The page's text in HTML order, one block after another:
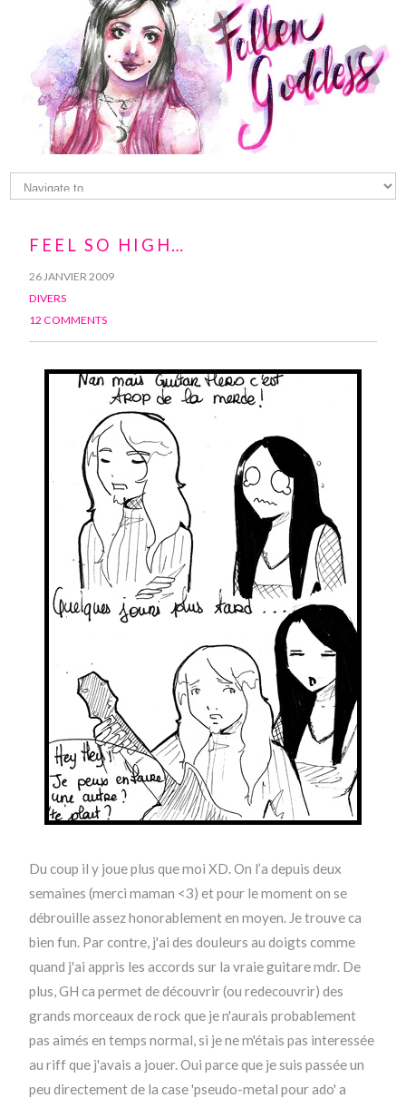
FEEL SO HIGH…
26 JANVIER 2009
DIVERS
12 COMMENTS
Du coup il y joue plus que moi XD. On l’a depuis deux
semaines (merci maman <3) et pour le moment on se
débrouille assez honorablement en moyen. Je trouve ca
bien fun. Par contre, j'ai des douleurs au doigts comme
quand j'ai appris les accords sur la vraie guitare mdr. De
plus, GH ca permet de découvrir (ou redecouvrir) des
grands morceaux de rock que je n'aurais probablement
pas aimés en temps normal, si je ne m'étais pas interessée
au riff que j'avais a jouer. Oui parce que je suis passée un
peu directement de la case 'pseudo-metal pour ado' a